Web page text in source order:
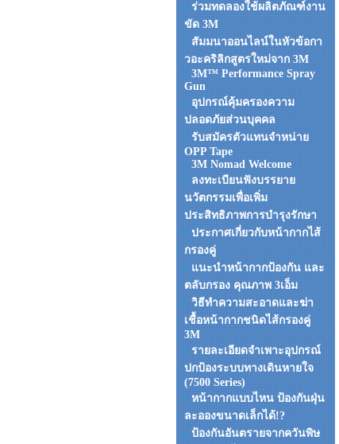
ร่วมทดลองใช้ผลิตภัณฑ์งาน
ขัด 3M
สัมมนาออนไลน์ในหัวข้อกา
วอะคริลิกสูตรใหม่จาก 3M
3M™ Performance Spray
Gun
อุปกรณ์คุ้มครองความ
ปลอดภัยส่วนบุคคล
รับสมัครตัวแทนจำหน่าย
OPP Tape
3M Nomad Welcome
ลงทะเบียนฟังบรรยาย
นวัตกรรมเพื่อเพิ่ม
ประสิทธิภาพการบำรุงรักษา
ประกาศเกี่ยวกับหน้ากากไส้
กรองคู่
แนะนำหน้ากากป้องกัน และ
ตลับกรอง คุณภาพ 3เอ็ม
วิธีทำความสะอาดและฆ่า
เชื้อหน้ากากชนิดไส้กรองคู่
3M
รายละเอียดจำเพาะอุปกรณ์
ปกป้องระบบทางเดินหายใจ
(7500 Series)
หน้ากากแบบไหน ป้องกันฝุ่น
ละอองขนาดเล็กได้!?
ป้องกันอันตรายจากควันพิษ